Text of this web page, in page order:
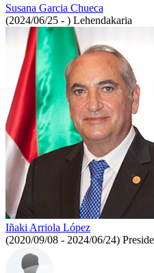
Susana Garcia Chueca
(2024/06/25 - ) Lehendakaria
Iñaki Arriola López
(2020/09/08 - 2024/06/24)